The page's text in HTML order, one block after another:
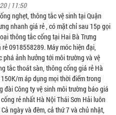
| 11:50
nghẹt, thông tắc vệ sinh tại Quận
nhanh giá rẻ , có mặt chỉ sau 15p gọi
thông tắc cống tại Hai Bà Trưng
0918558289. Máy móc hiện đại,
phá ảnh hưởng tới môi trường và vệ
tắc thoát sàn, thông cống giá rẻ Hà
m áp dụng mọi thời điểm trong
đài Công ty vệ sinh môi trường báo giá
rẻ nhất Hà Nội Thái Sơn Hải luôn
ngày và đêm, cả thứ 7 và chủ nhật,